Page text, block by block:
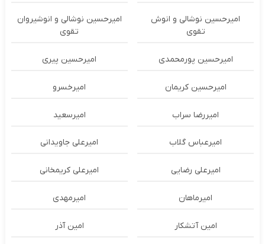
امیرحسین نوشالی و انوش
تقوی
امیرحسین نوشالی و انوشیروان
تقوی
امیرحسین پورمحمدی امیرحسین پیری
امیرحسین کریمان امیرخسرو
امیررضا سراب امیرسعید
امیرعباس گلاب امیرعلی جاویدانی
امیرعلی رضایی امیرعلی کریمخانی
امیرماهان امیرمهدی
امین آتشکار امین آذر